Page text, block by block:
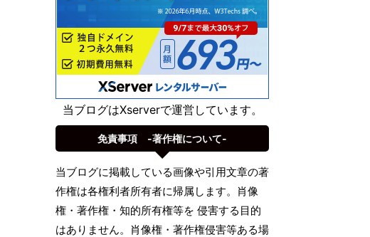
当ブログはXserverで運営しています。
免責事項 -著作権について-
当ブログに掲載している画像や引用文章の著
作権は各権利者所有者に帰属します。肖像
権・著作権・知的所有権等を 侵害する目的
はありません。肖像権・著作権侵害等ある場